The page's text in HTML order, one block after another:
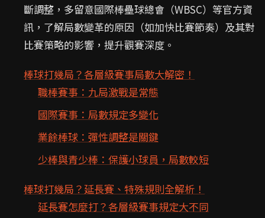
斷調整，多留意國際棒壘球總會（WBSC）等官方資
訊，了解局數變革的原因（如加快比賽節奏）及其對
比賽策略的影響，提升觀賽深度。
棒球打幾局？各層級賽事局數大解密！
職棒賽事：九局激戰是常態
國際賽事：局數規定多變化
業餘棒球：彈性調整是關鍵
少棒與青少棒：保護小球員，局數較短
棒球打幾局？延長賽、特殊規則全解析！
延長賽怎麼打？各層級賽事規定大不同